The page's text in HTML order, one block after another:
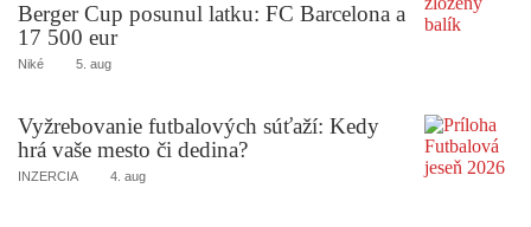
Berger Cup posunul latku: FC Barcelona a
17 500 eur
Niké 5. aug
Vyžrebovanie futbalových súťaží: Kedy
hrá vaše mesto či dedina?
INZERCIA 4. aug